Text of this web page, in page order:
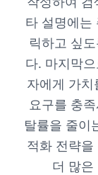
타 설명에는
릭하고 싶
다. 마지막
자에게 가
요구를 충
탈률을 줄이
적화 전략
더 많은